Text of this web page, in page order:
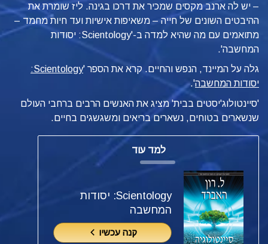
– יש לה ארנב מקסים שמכיר את דרכו בגינה. ליז שומרת את
ההיבטים השונים של חייה – משאיפות אישיות ועד חיות מחמד –
מתואמים עם מה שהיא למדה
ב-'Scientology: יסודות
המחשבה'.
גלה על המיינד, הנפש והחיים. קרא את הספר '
Scientology:
יסודות המחשבה'.
'סיינטולוג'יסטים בבית' מציג את האנשים הרבים ברחבי העולם
שנשארים בטוחים, נשארים בריאים ומשגשגים בחיים.
למד עוד
Scientology: יסודות
המחשבה
קנה עכשיו